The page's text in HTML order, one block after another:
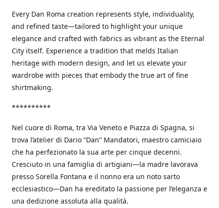
Every Dan Roma creation represents style, individuality,
and refined taste—tailored to highlight your unique
elegance and crafted with fabrics as vibrant as the Eternal
City itself. Experience a tradition that melds Italian
heritage with modern design, and let us elevate your
wardrobe with pieces that embody the true art of fine
shirtmaking.
**********
Nel cuore di Roma, tra Via Veneto e Piazza di Spagna, si
trova l’atelier di Dario “Dan” Mandatori, maestro camiciaio
che ha perfezionato la sua arte per cinque decenni.
Cresciuto in una famiglia di artigiani—la madre lavorava
presso Sorella Fontana e il nonno era un noto sarto
ecclesiastico—Dan ha ereditato la passione per l’eleganza e
una dedizione assoluta alla qualità.